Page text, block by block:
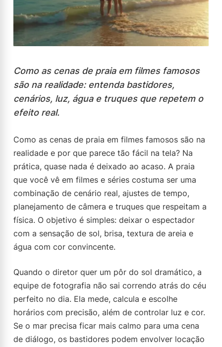
Como as cenas de praia em filmes famosos
são na realidade: entenda bastidores,
cenários, luz, água e truques que repetem o
efeito real.
Como as cenas de praia em filmes famosos são na
realidade e por que parece tão fácil na tela? Na
prática, quase nada é deixado ao acaso. A praia
que você vê em filmes e séries costuma ser uma
combinação de cenário real, ajustes de tempo,
planejamento de câmera e truques que respeitam a
física. O objetivo é simples: deixar o espectador
com a sensação de sol, brisa, textura de areia e
água com cor convincente.
Quando o diretor quer um pôr do sol dramático, a
equipe de fotografia não sai correndo atrás do céu
perfeito no dia. Ela mede, calcula e escolhe
horários com precisão, além de controlar luz e cor.
Se o mar precisa ficar mais calmo para uma cena
de diálogo, os bastidores podem envolver locação